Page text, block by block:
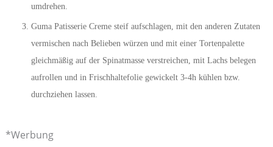
umdrehen.
Guma Patisserie Creme steif aufschlagen, mit den anderen Zutaten
vermischen nach Belieben würzen und mit einer Tortenpalette
gleichmäßig auf der Spinatmasse verstreichen, mit Lachs belegen
aufrollen und in Frischhaltefolie gewickelt 3-4h kühlen bzw.
durchziehen lassen.
*Werbung